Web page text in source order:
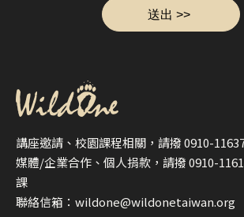
講座邀請、校園課程相關，請撥 0910-
媒體/企業合作、個人捐款，請撥 0910-
課
聯絡信箱：wildone@wildonetaiwan.org